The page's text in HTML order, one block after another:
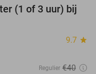
43%
(1 of 3 uur) bij
9.7 star
Regulier €40